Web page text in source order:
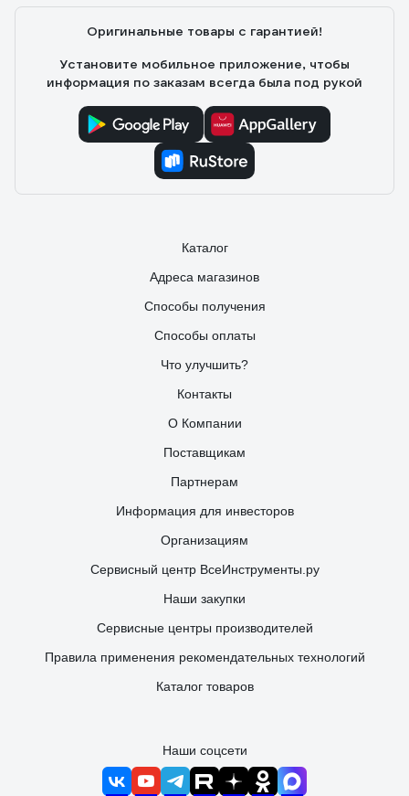
Оригинальные товары с гарантией!
Установите мобильное приложение, чтобы
информация по заказам всегда была под рукой
Каталог
Адреса магазинов
Способы получения
Способы оплаты
Что улучшить?
Контакты
О Компании
Поставщикам
Партнерам
Информация для инвесторов
Организациям
Сервисный центр ВсеИнструменты.ру
Наши закупки
Сервисные центры производителей
Правила применения рекомендательных технологий
Каталог товаров
Наши соцсети